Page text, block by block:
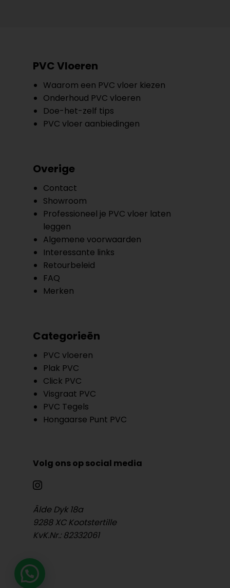
PVC Vloeren
Waarom een PVC vloer kiezen
Onderhoud PVC vloeren
Doe-het-zelf tips
PVC vloer aanbiedingen
Overige
Contact
Showroom
Professioneel je PVC vloer laten
leggen
Algemene voorwaarden
Interessante links
Retourbeleid
FAQ
Merken
Categorieën
PVC vloeren
Plak PVC
Click PVC
Visgraat PVC
PVC Tegels
Hongaarse Punt PVC
Volg ons op social media
Âlde Dyk 18a
9288 XC Kootstertille
KvK.Nr.: 82332061